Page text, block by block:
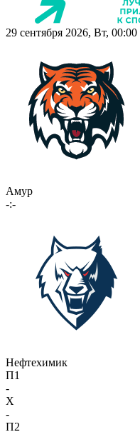
29 сентября 2026, Вт, 00:00
Амур
-:-
Нефтехимик
П1
-
X
-
П2